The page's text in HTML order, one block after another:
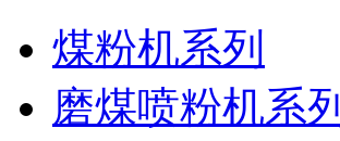
煤粉机系列
磨煤喷粉机系列